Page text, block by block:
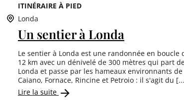
ITINÉRAIRE À PIED
Londa
Un sentier à Londa
Le sentier à Londa est une randonnée en boucle
12 km avec un dénivelé de 300 mètres qui part
Londa et passe par les hameaux environnants de
Caiano, Fornace, Rincine et Petroio : il s'agit du
Lire la suite